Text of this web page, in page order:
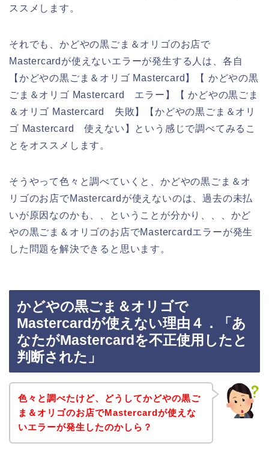
ススメします。
それでも、かどやの黒ごま＆オリゴのお店で
Mastercardが使えないエラーが発生する人は、各自
【かどやの黒ごま＆オリゴ Mastercard】【 かどやの黒
ごま＆オリゴ Mastercard エラー】【 かどやの黒ごま
＆オリゴ Mastercard 失敗】【かどやの黒ごま＆オリ
ゴ Mastercard 使えない】という感じで調べてみるこ
とをオススメします。
そうやって色々と調べていくと、かどやの黒ごま＆オ
リゴのお店でMastercardが使えないのは、過去の未払
いが原因なのかも、、ということが分かり、、、かど
やの黒ごま＆オリゴのお店でMastercardエラーが発生
した問題を解決できると思います。
かどやの黒ごま＆オリゴで
Mastercardが使えない理由４．「あ
なたがMastercardを不正使用したと
判断された」
色々と調べたけど、どうしてかどやの黒ご
ま＆オリゴのお店でMastercardが使えな
いエラーが発生したのかしら？